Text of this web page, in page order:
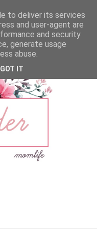
to deliver its services
and user-agent are
and security
generate usage
abuse.
GOT IT